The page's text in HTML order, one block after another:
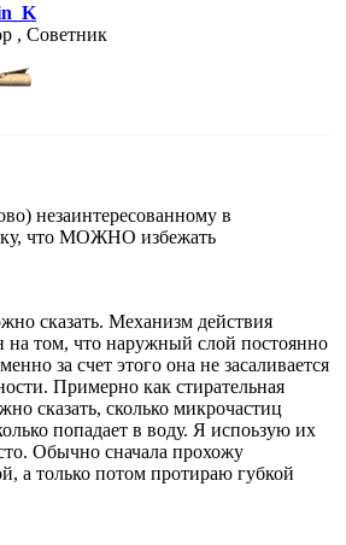
, Советник
незаинтересованному в
что МОЖНО избежать
сказать. Механизм действия
на том, что наружный слой постоянно
за счет этого она не засаливается
Примерно как стирательная
сказать, сколько микрочастиц
попадает в воду. Я испоьзую их
Обычно сначала прохожу
а только потом протираю губкой